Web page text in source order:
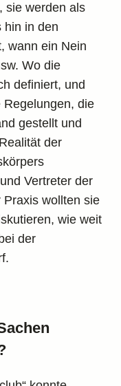
sie werden als
hin in den
wann ein Nein
Wo die
definiert, und
die
gestellt und
der
Vertreter der
Praxis wollten sie
wie weit
der